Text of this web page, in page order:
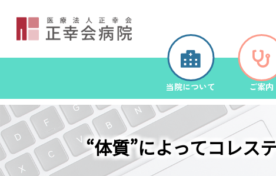
当院について ご案内
“体質”によってコレス